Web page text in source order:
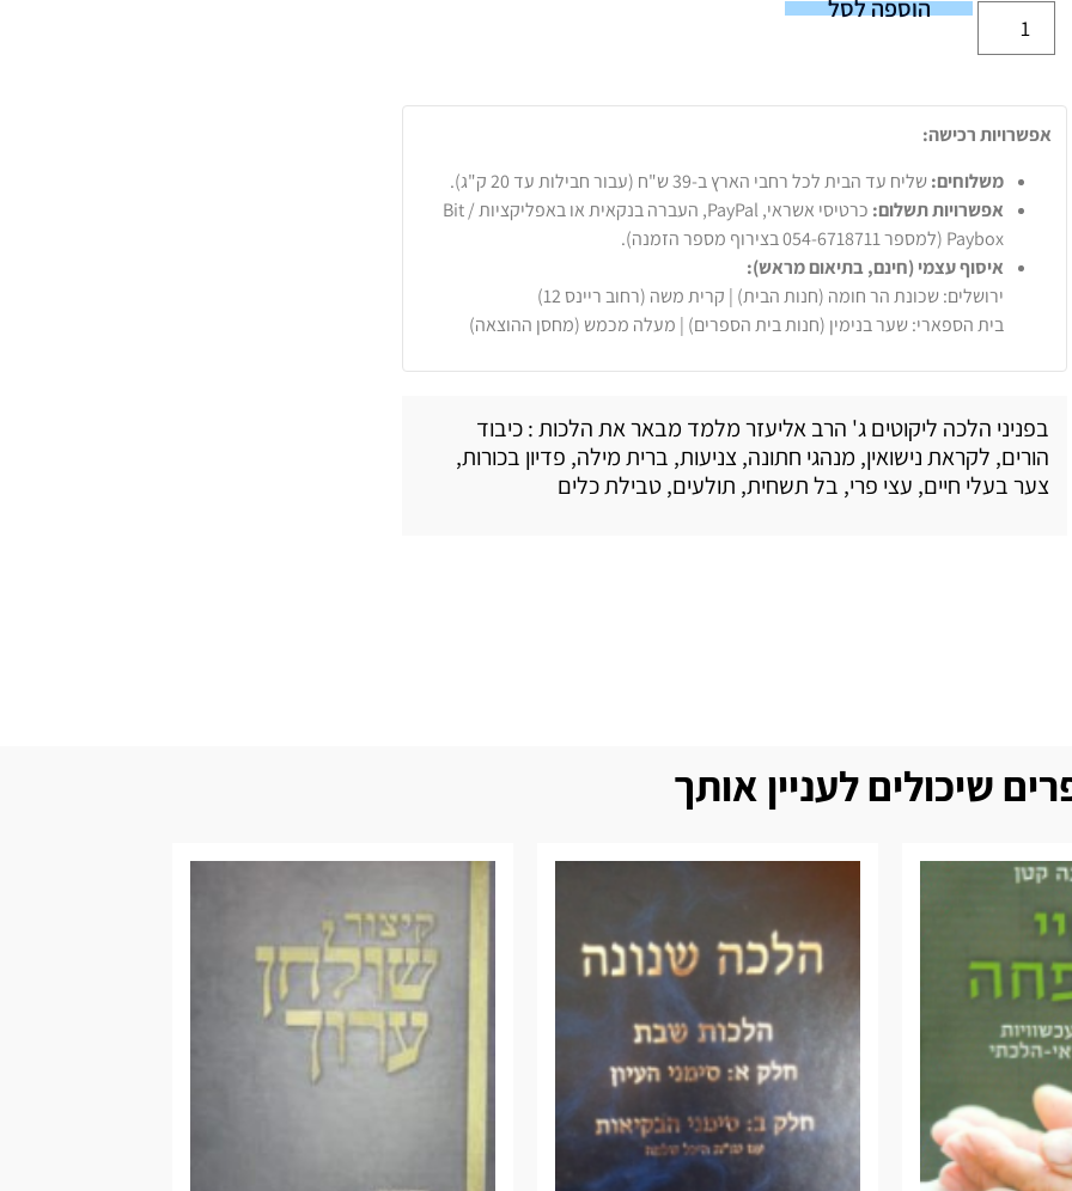
הוספה לסל
אפשרויות רכישה:
משלוחים:שליח עד הבית לכל רחבי הארץ ב-39 ש"ח (עבור חבילות עד 20 ק"ג).
אפשרויות תשלום:
כרטיסי אשראי, PayPal, העברה בנקאית או באפליקציות Bit /
Paybox (למספר 054-6718711 בצירוף מספר הזמנה).
איסוף עצמי (חינם, בתיאום מראש):
ירושלים: שכונת הר חומה (חנות הבית) | קרית משה (רחוב ריינס 12)
בית הספארי: שער בנימין (חנות בית הספרים) | מעלה מכמש (מחסן ההוצאה)
בפניני הלכה ליקוטים ג' הרב אליעזר מלמד מבאר את הלכות : כיבוד
הורים, לקראת נישואין, מנהגי חתונה, צניעות, ברית מילה, פדיון בכורות,
צער בעלי חיים, עצי פרי, בל תשחית, תולעים, טבילת כלים
שיכולים לעניין אותך